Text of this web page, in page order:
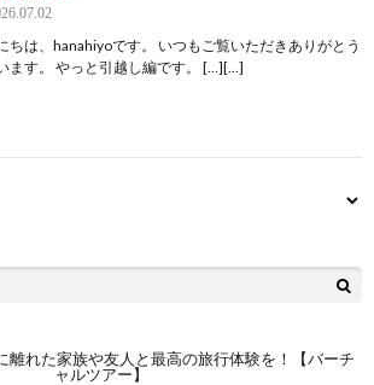
ちは、hanahiyoです。 いつもご覧いただきありがとう
ます。 やっと引越し編です。 […][…]
離れた家族や友人と最高の旅行体験を！【バーチ
ャルツアー】